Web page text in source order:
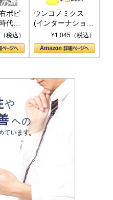
ポピ
代：
二つ
税込）
ウンコノミクス
(インターナショナ
ル新書)¥1,045（税込）